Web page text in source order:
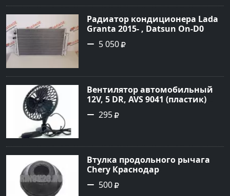
Радиатор кондиционера Lada
Granta 2015- , Datsun On-D0
2016- Краснодар
5 050
Вентилятор автомобильный
12V, 5 DR, AVS 9041 (пластик)
Краснодар
295
Втулка продольного рычага
Chery Краснодар
500